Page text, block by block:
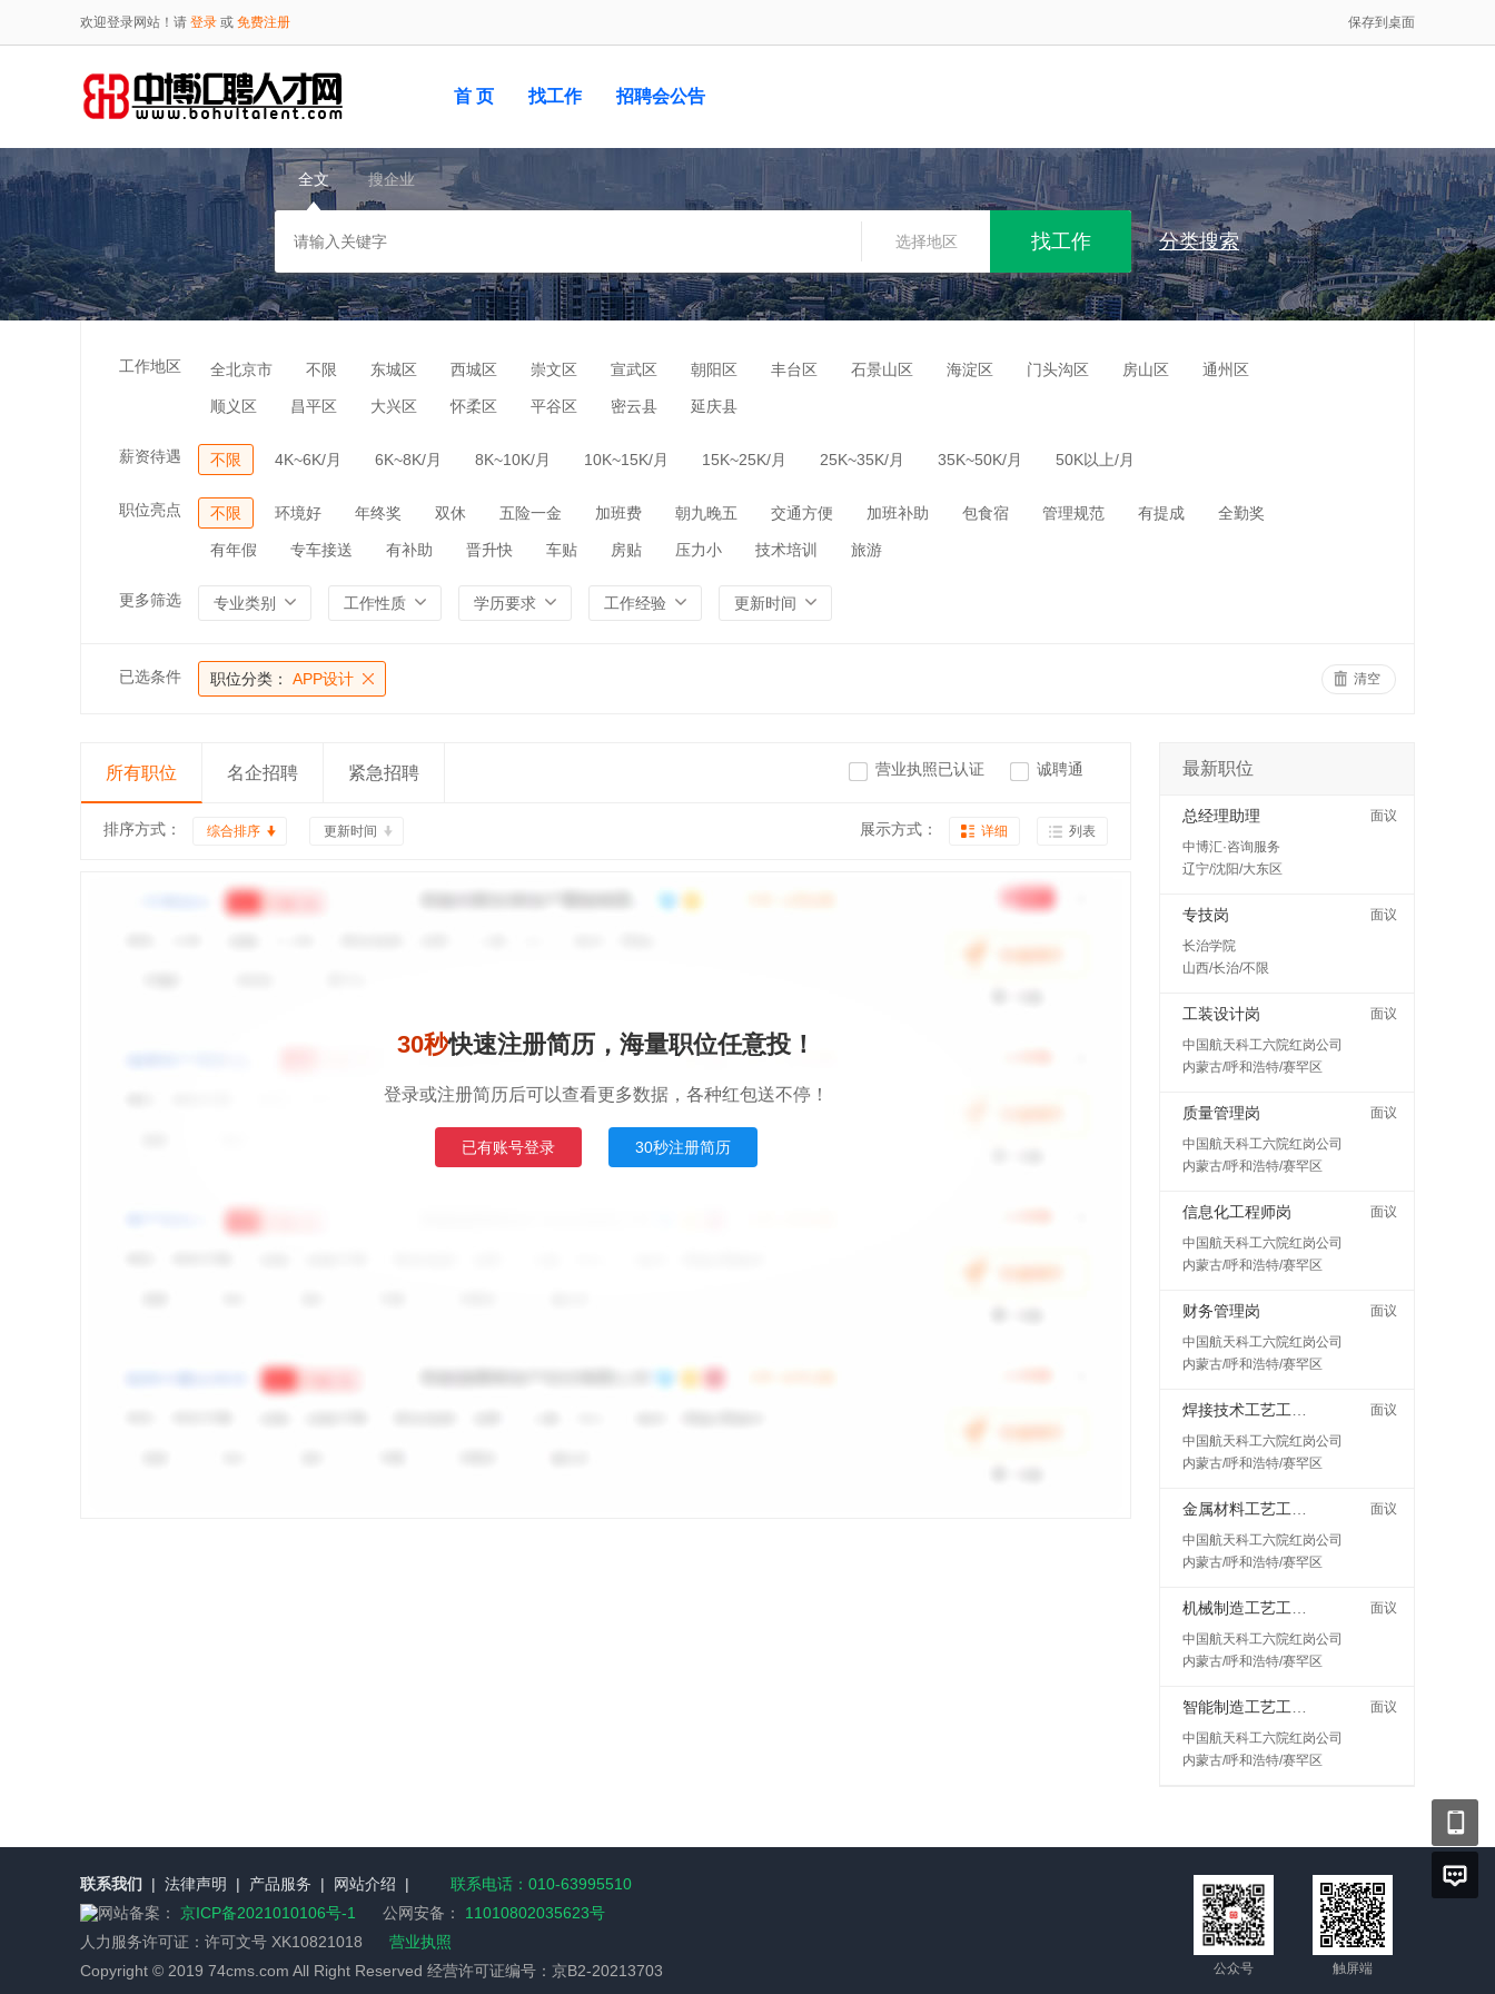
欢迎登录网站！请 登录 或 免费注册 保存到桌面
首 页 找工作 招聘会公告
全文 搜企业
选择地区 分类搜索
工作地区 全北京市 不限 东城区 西城区 崇文区 宣武区 朝阳区 丰台区 石景山区 海淀区 门头沟区 房山区 通州区
顺义区 昌平区 大兴区 怀柔区 平谷区 密云县 延庆县
薪资待遇 不限 4K~6K/月 6K~8K/月 8K~10K/月 10K~15K/月 15K~25K/月 25K~35K/月 35K~50K/月 50K以上/月
职位亮点 不限 环境好 年终奖 双休 五险一金 加班费 朝九晚五 交通方便 加班补助 包食宿 管理规范 有提成 全勤奖
有年假 专车接送 有补助 晋升快 车贴 房贴 压力小 技术培训 旅游
更多筛选 专业类别 工作性质 学历要求 工作经验 更新时间
已选条件 职位分类： APP设计 清空
所有职位 名企招聘 紧急招聘 营业执照已认证 诚聘通
排序方式： 综合排序 更新时间 展示方式： 详细 列表
30秒快速注册简历，海量职位任意投！
登录或注册简历后可以查看更多数据，各种红包送不停！
已有账号登录 30秒注册简历
最新职位
总经理助理
面议
中博汇·咨询服务
辽宁/沈阳/大东区
专技岗
面议
长治学院
山西/长治/不限
工装设计岗
面议
中国航天科工六院红岗公司
内蒙古/呼和浩特/赛罕区
质量管理岗
面议
中国航天科工六院红岗公司
内蒙古/呼和浩特/赛罕区
信息化工程师岗
面议
中国航天科工六院红岗公司
内蒙古/呼和浩特/赛罕区
财务管理岗
面议
中国航天科工六院红岗公司
内蒙古/呼和浩特/赛罕区
面议
中国航天科工六院红岗公司
内蒙古/呼和浩特/赛罕区
面议
中国航天科工六院红岗公司
内蒙古/呼和浩特/赛罕区
面议
中国航天科工六院红岗公司
内蒙古/呼和浩特/赛罕区
面议
中国航天科工六院红岗公司
内蒙古/呼和浩特/赛罕区
联系我们 | 法律声明 | 产品服务 | 网站介绍 |
联系电话：010-63995510
网站备案： 京ICP备2021010106号-1 公网安备：
11010802035623号
人力服务许可证： 许可文号 XK10821018
营业执照
Copyright © 2019 74cms.com All Right Reserved 经营许可证编号：京B2-20213703
公众号 触屏端